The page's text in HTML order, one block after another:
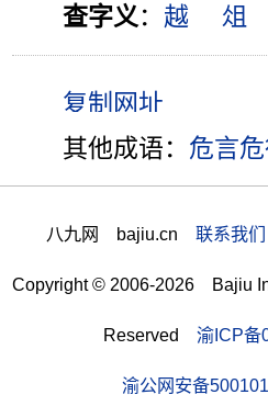
查字义 ： 越 俎
其他成语： 危言
八九网 bajiu.cn 联系我
Copyright © 2006-2026 Bajiu
Reserved 渝ICP备
渝公网安备